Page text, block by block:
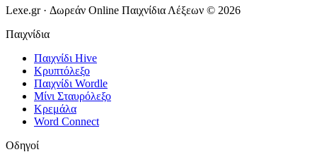
Lexe.gr · Δωρεάν Online Παιχνίδια Λέξεων © 2026
Παιχνίδια
Παιχνίδι Hive
Κρυπτόλεξο
Παιχνίδι Wordle
Μίνι Σταυρόλεξο
Κρεμάλα
Word Connect
Οδηγοί